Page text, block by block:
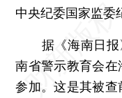
中央纪委国家监委
据《海南日报
南省警示教育会
参加。这是其被